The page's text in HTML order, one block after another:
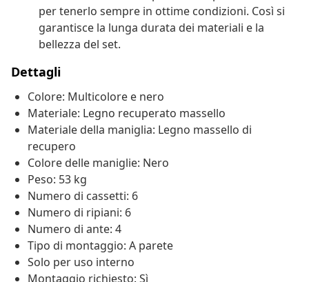
per tenerlo sempre in ottime condizioni. Così si
garantisce la lunga durata dei materiali e la
bellezza del set.
Dettagli
Colore: Multicolore e nero
Materiale: Legno recuperato massello
Materiale della maniglia: Legno massello di
recupero
Colore delle maniglie: Nero
Peso: 53 kg
Numero di cassetti: 6
Numero di ripiani: 6
Numero di ante: 4
Tipo di montaggio: A parete
Solo per uso interno
Montaggio richiesto: Sì